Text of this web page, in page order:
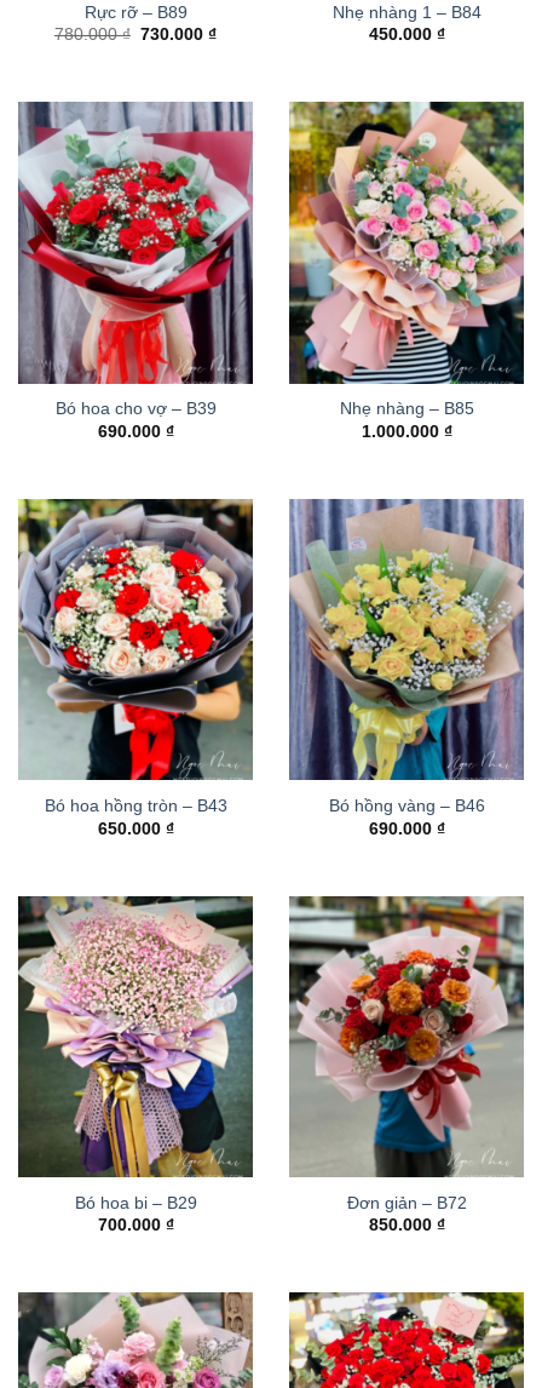
Rực rỡ – B89
780.000₫ Giá
730.000₫Giá
Nhẹ nhàng 1 – B84
450.000 ₫
Bó hoa cho vợ – B39
690.000 ₫
Nhẹ nhàng – B85
1.000.000 ₫
Bó hoa hồng tròn – B43
650.000 ₫
Bó hồng vàng – B46
690.000 ₫
Bó hoa bi – B29
700.000 ₫
Đơn giản – B72
850.000 ₫